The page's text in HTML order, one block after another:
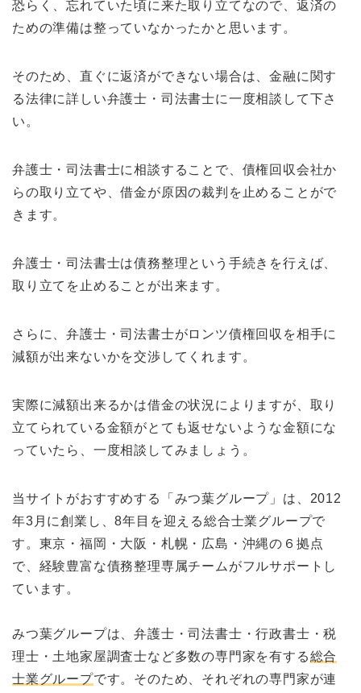
恐らく、忘れていた頃に来た取り立てなので、返済の
ための準備は整っていなかったかと思います。
そのため、直ぐに返済ができない場合は、金融に関す
る法律に詳しい弁護士・司法書士に一度相談して下さ
い。
弁護士・司法書士に相談することで、債権回収会社か
らの取り立てや、借金が原因の裁判を止めることがで
きます。
弁護士・司法書士は債務整理という手続きを行えば、
取り立てを止めることが出来ます。
さらに、弁護士・司法書士がロンツ債権回収を相手に
減額が出来ないかを交渉してくれます。
実際に減額出来るかは借金の状況によりますが、取り
立てられている金額がとても返せないような金額にな
っていたら、一度相談してみましょう。
当サイトがおすすめする「みつ葉グループ」は、2012
年3月に創業し、8年目を迎える総合士業グループで
す。東京・福岡・大阪・札幌・広島・沖縄の６拠点
で、経験豊富な債務整理専属チームがフルサポートし
ています。
みつ葉グループは、弁護士・司法書士・行政書士・税
理士・土地家屋調査士など多数の専門家を有する総合
士業グループです。そのため、それぞれの専門家が連